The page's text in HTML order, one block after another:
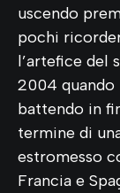
uscendo
pochi
l’artefice del
2004 quando
battendo in
termine di
estromesso
Francia e